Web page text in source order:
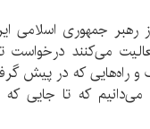
رهبر جمهوری اسلامی
می‌کنند درخواست
راه‌هایی که در پیش
که تا جایی که